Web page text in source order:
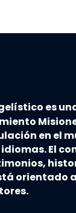
es
en el
El
orientado